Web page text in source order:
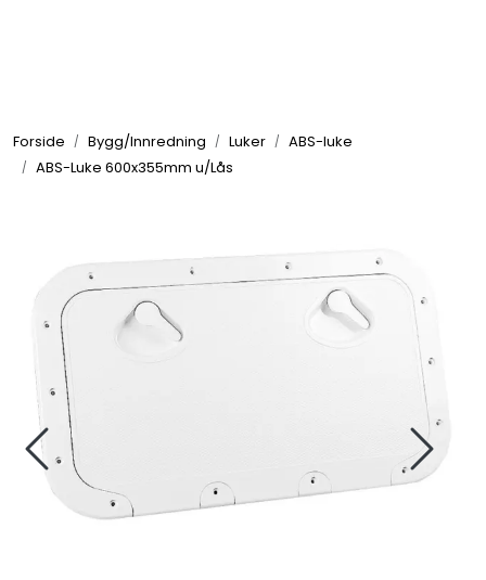
Forside Bygg/Innredning Luker
ABS-luke
ABS-Luke 600x355mm u/Lås
Elektrisk
Komfort
VVS
Motor/Styring
Fortøyning